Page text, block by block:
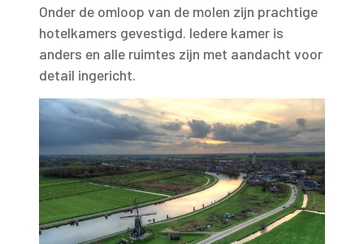
Onder de omloop van de molen zijn prachtige
hotelkamers gevestigd. Iedere kamer is
anders en alle ruimtes zijn met aandacht voor
detail ingericht.